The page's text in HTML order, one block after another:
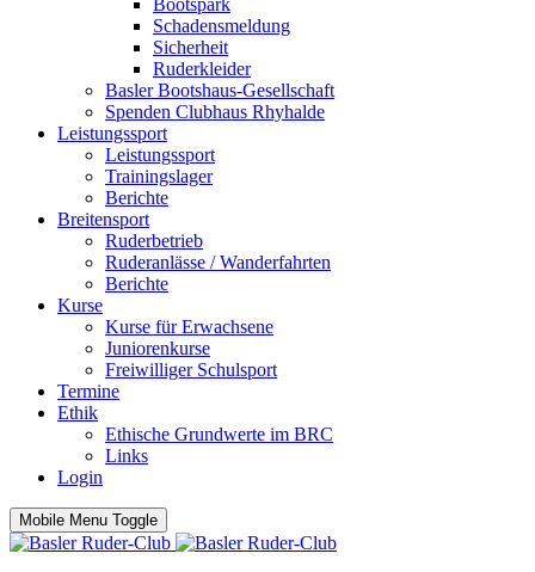
Bootspark
Schadensmeldung
Sicherheit
Ruderkleider
Basler Bootshaus-Gesellschaft
Spenden Clubhaus Rhyhalde
Leistungssport
Leistungssport
Trainingslager
Berichte
Breitensport
Ruderbetrieb
Ruderanlässe / Wanderfahrten
Berichte
Kurse
Kurse für Erwachsene
Juniorenkurse
Freiwilliger Schulsport
Termine
Ethik
Ethische Grundwerte im BRC
Links
Login
Mobile Menu Toggle